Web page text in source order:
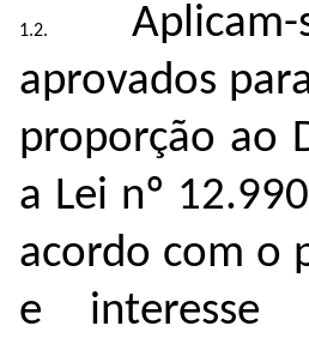
aprovados
proporção ao
a Lei nº
acordo com o
e interesse